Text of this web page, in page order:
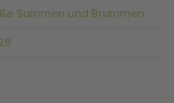
Summen und Brummen